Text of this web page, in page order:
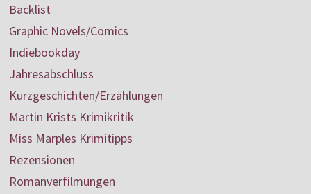
Backlist
Graphic Novels/Comics
Indiebookday
Jahresabschluss
Kurzgeschichten/Erzählungen
Martin Krists Krimikritik
Miss Marples Krimitipps
Rezensionen
Romanverfilmungen